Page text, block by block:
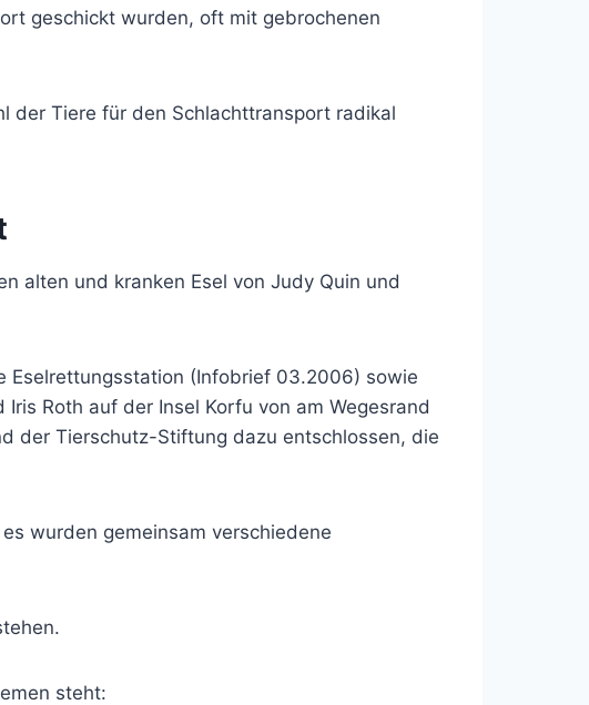
geschickt wurden, oft mit gebrochenen
der Tiere für den Schlachttransport radikal
alten und kranken Esel von Judy Quin und
Eselrettungsstation (Infobrief 03.2006) sowie
Roth auf der Insel Korfu von am Wegesrand
der Tierschutz-Stiftung dazu entschlossen, die
wurden gemeinsam verschiedene
steht: